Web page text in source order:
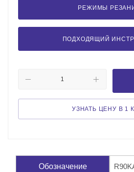
РЕЖИМЫ
ПОДХОДЯЩИЙ
УЗНАТЬ ЦЕНУ В 1
Обозначение